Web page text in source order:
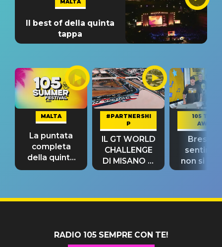
MALTA
Il best of della quinta
tappa
MALTA
La puntata
completa
della quinta
tappa
#PARTNERSHI
P
IL GT WORLD
CHALLENGE
DI MISANO si
riconferma
105 TAKE
AWAY
Bresh:
non si
fino alla
RADIO 105 SEMPRE CON TE!